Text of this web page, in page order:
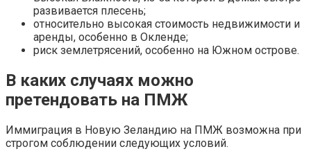
развивается плесень;
относительно высокая стоимость недвижимости и
аренды, особенно в Окленде;
риск землетрясений, особенно на Южном острове.
В каких случаях можно
претендовать на ПМЖ
Иммиграция в Новую Зеландию на ПМЖ возможна при
строгом соблюдении следующих условий.